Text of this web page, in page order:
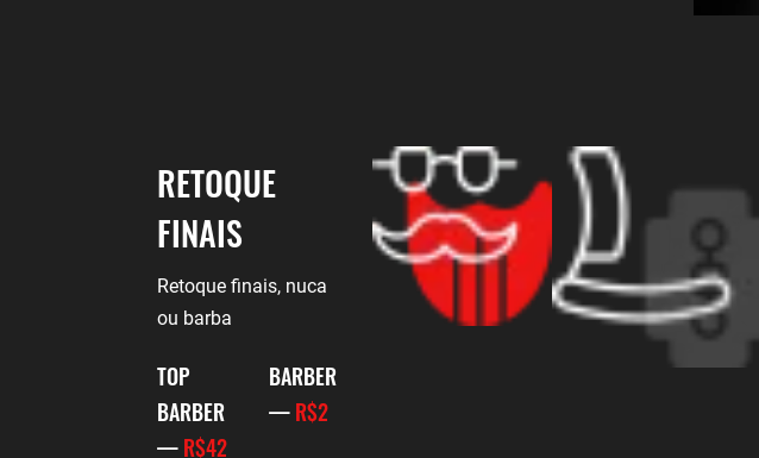
RETOQUE
FINAIS
Retoque finais, nuca
ou barba
TOP
BARBER
—R$42
BARBER
—R$2